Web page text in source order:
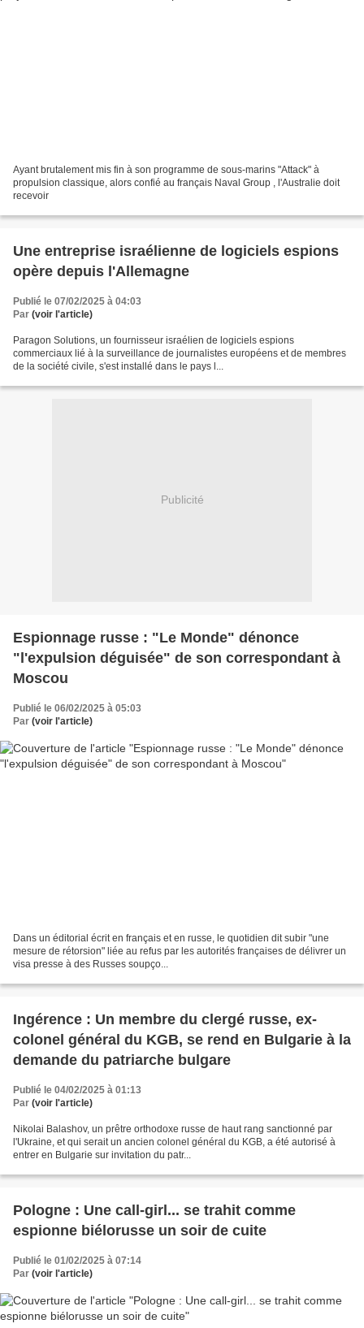
Ayant brutalement mis fin à son programme de sous-marins "Attack" à
propulsion classique, alors confié au français Naval Group , l'Australie doit
recevoir
Une entreprise israélienne de logiciels espions
opère depuis l'Allemagne
Publié le 07/02/2025 à 04:03
Par (voir l'article)
Paragon Solutions, un fournisseur israélien de logiciels espions
commerciaux lié à la surveillance de journalistes européens et de membres
de la société civile, s'est installé dans le pays l...
Publicité
Espionnage russe : "Le Monde" dénonce
"l'expulsion déguisée" de son correspondant à
Moscou
Publié le 06/02/2025 à 05:03
Par (voir l'article)
Dans un éditorial écrit en français et en russe, le quotidien dit subir "une
mesure de rétorsion" liée au refus par les autorités françaises de délivrer un
visa presse à des Russes soupço...
Ingérence : Un membre du clergé russe, ex-
colonel général du KGB, se rend en Bulgarie à la
demande du patriarche bulgare
Publié le 04/02/2025 à 01:13
Par (voir l'article)
Nikolai Balashov, un prêtre orthodoxe russe de haut rang sanctionné par
l'Ukraine, et qui serait un ancien colonel général du KGB, a été autorisé à
entrer en Bulgarie sur invitation du patr...
Pologne : Une call-girl... se trahit comme
espionne biélorusse un soir de cuite
Publié le 01/02/2025 à 07:14
Par (voir l'article)